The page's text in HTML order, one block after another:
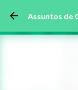
Assuntos de